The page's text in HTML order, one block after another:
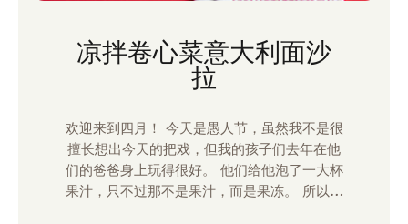
凉拌卷心菜意大利面沙
拉
欢迎来到四月！ 今天是愚人节，虽然我不是很
擅长想出今天的把戏，但我的孩子们去年在他
们的爸爸身上玩得很好。 他们给他泡了一大杯
果汁，只不过那不是果汁，而是果冻。 所以，